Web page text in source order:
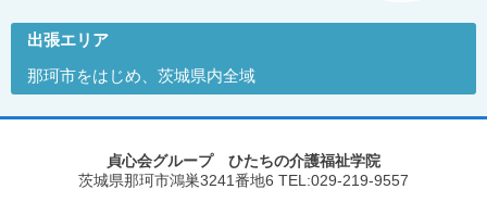
出張エリア
那珂市をはじめ、茨城県内全域
貞心会グループ ひたちの介護福祉学院
茨城県那珂市鴻巣3241番地6 TEL:029-219-9557